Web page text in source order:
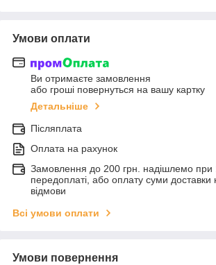
Умови оплати
Ви отримаєте замовлення
або гроші повернуться на вашу картку
Детальніше
Післяплата
Оплата на рахунок
Замовлення до 200 грн. надішлемо при
передоплаті, або оплату суми доставки
відмови
Всі умови оплати
Умови повернення